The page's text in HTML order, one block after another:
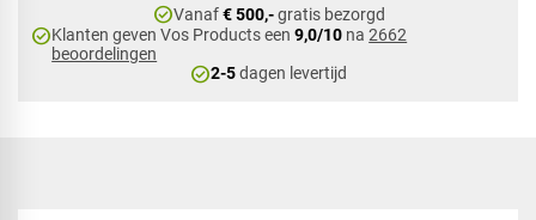
check_circleVanaf€ 500,-gratis bezorgd
check_circleKlanten geven Vos Products een9,0/10 na2662
beoordelingen
check_circle2-5dagen levertijd